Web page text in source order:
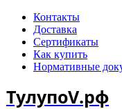
Контакты
Доставка
Сертификаты
Как купить
Нормативные
ТулупоV.рф